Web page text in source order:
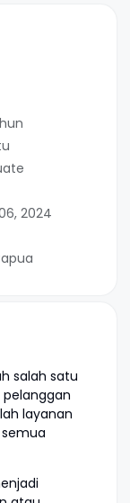
2024
salah satu
layanan